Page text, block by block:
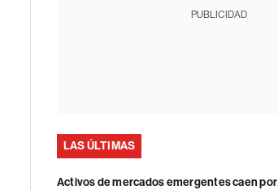
PUBLICIDAD
LAS ÚLTIMAS
Activos de mercados emergentes caen por